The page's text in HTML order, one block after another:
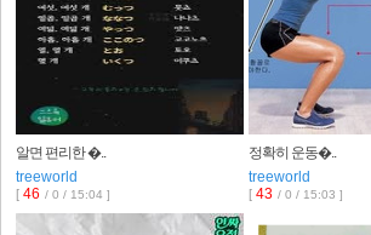
알면 편리한 �..
treeworld
[ 46 / 0 / 15:04 ]
정확히 운동�..
treeworld
[ 43 / 0 / 15:03 ]